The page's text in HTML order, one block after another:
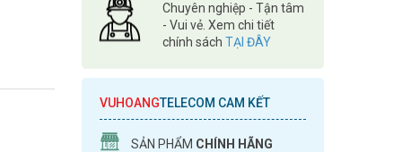
Chuyên nghiệp - Tận tâm
- Vui vẻ. Xem chi tiết
chính sách TẠI ĐÂY
VUHOANGTELECOM CAM KẾT
SẢN PHẨM CHÍNH HÃNG